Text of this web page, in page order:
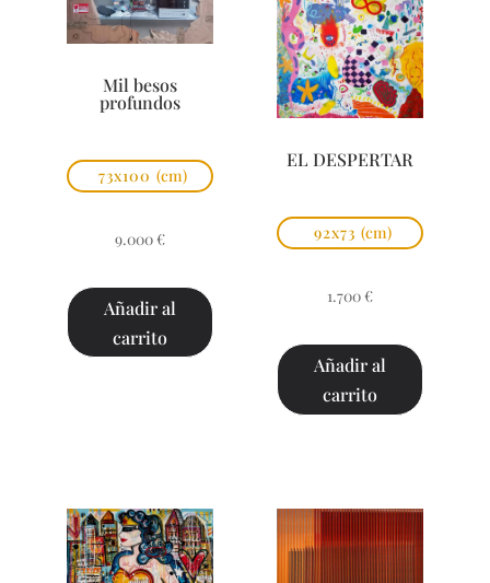
Mil besos
profundos
73x100 (cm)
9.000 €
Añadir al
carrito
EL DESPERTAR
92x73 (cm)
1.700 €
Añadir al
carrito